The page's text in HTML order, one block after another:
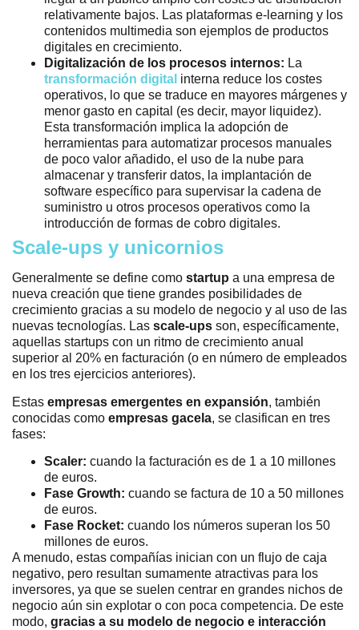
relativamente bajos. Las plataformas e-learning y los
contenidos multimedia son ejemplos de productos
digitales en crecimiento.
Digitalización de los procesos internos: La
transformación digital interna reduce los costes
operativos, lo que se traduce en mayores márgenes y
menor gasto en capital (es decir, mayor liquidez).
Esta transformación implica la adopción de
herramientas para automatizar procesos manuales
de poco valor añadido, el uso de la nube para
almacenar y transferir datos, la implantación de
software específico para supervisar la cadena de
suministro u otros procesos operativos como la
introducción de formas de cobro digitales.
Scale-ups y unicornios
Generalmente se define como startup a una empresa de
nueva creación que tiene grandes posibilidades de
crecimiento gracias a su modelo de negocio y al uso de las
nuevas tecnologías. Las scale-ups son, específicamente,
aquellas startups con un ritmo de crecimiento anual
superior al 20% en facturación (o en número de empleados
en los tres ejercicios anteriores).
Estas empresas emergentes en expansión, también
conocidas como empresas gacela, se clasifican en tres
fases:
Scaler: cuando la facturación es de 1 a 10 millones
de euros.
Fase Growth: cuando se factura de 10 a 50 millones
de euros.
Fase Rocket: cuando los números superan los 50
millones de euros.
A menudo, estas compañías inician con un flujo de caja
negativo, pero resultan sumamente atractivas para los
inversores, ya que se suelen centrar en grandes nichos de
negocio aún sin explotar o con poca competencia. De este
modo, gracias a su modelo de negocio e interacción